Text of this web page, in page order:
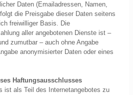
Daten (Emailadressen, Namen,
die Preisgabe dieser Daten seitens
freiwilliger Basis. Die
aller angebotenen Dienste ist –
zumutbar – auch ohne Angabe
anonymisierter Daten oder eines
Haftungsausschlusses
ist als Teil des Internetangebotes zu